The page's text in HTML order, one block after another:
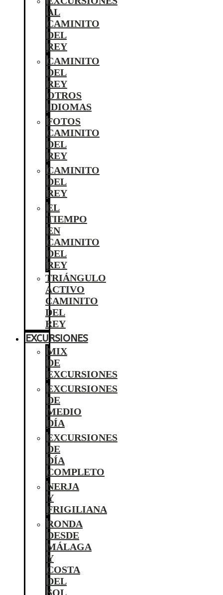
AL
CAMINITO
DEL
REY
CAMINITO
DEL
REY
OTROS
IDIOMAS
FOTOS
CAMINITO
DEL
REY
CAMINITO
DEL
REY
EL
TIEMPO
EN
CAMINITO
DEL
REY
TRIÁNGULO
ACTIVO
CAMINITO
DEL
REY
EXCURSIONES
MIX
DE
EXCURSIONES
EXCURSIONES
DE
MEDIO
DÍA
EXCURSIONES
DE
DÍA
COMPLETO
NERJA
Y
FRIGILIANA
RONDA
DESDE
MÁLAGA
Y
COSTA
DEL
SOL